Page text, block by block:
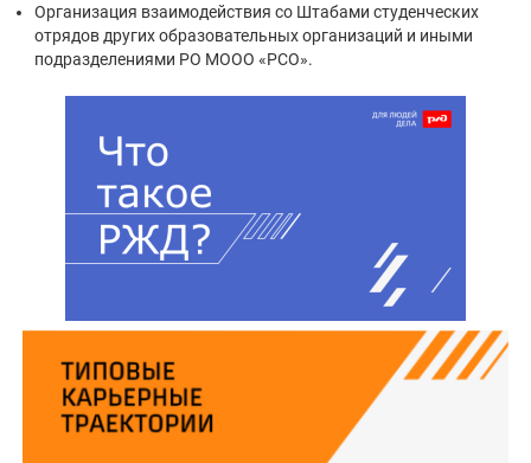
Организация взаимодействия со Штабами студенческих
отрядов других образовательных организаций и иными
подразделениями РО МООО «РСО».